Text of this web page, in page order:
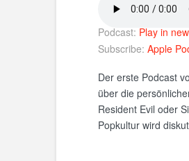
Podcast: Play in
Subscribe: Apple
Der erste Podcast
über die
Resident Evil oder
Popkultur wird